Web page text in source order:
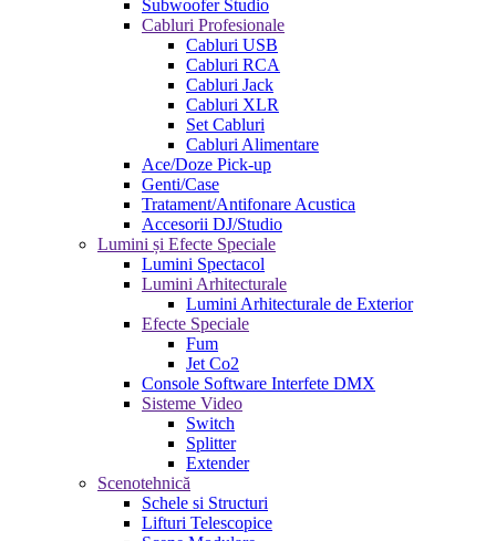
Subwoofer Studio
Cabluri Profesionale
Cabluri USB
Cabluri RCA
Cabluri Jack
Cabluri XLR
Set Cabluri
Cabluri Alimentare
Ace/Doze Pick-up
Genti/Case
Tratament/Antifonare Acustica
Accesorii DJ/Studio
Lumini și Efecte Speciale
Lumini Spectacol
Lumini Arhitecturale
Lumini Arhitecturale de Exterior
Efecte Speciale
Fum
Jet Co2
Console Software Interfete DMX
Sisteme Video
Switch
Splitter
Extender
Scenotehnică
Schele si Structuri
Lifturi Telescopice